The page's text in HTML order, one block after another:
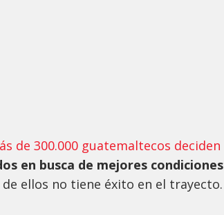
de 300.000 guatemaltecos deciden
en busca de mejores condiciones
ellos no tiene éxito en el trayecto.